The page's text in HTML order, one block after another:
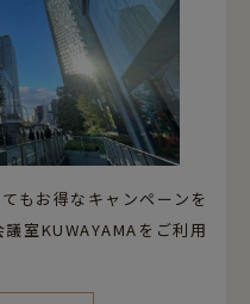
もお得なキャンペーンを
室KUWAYAMAをご利用